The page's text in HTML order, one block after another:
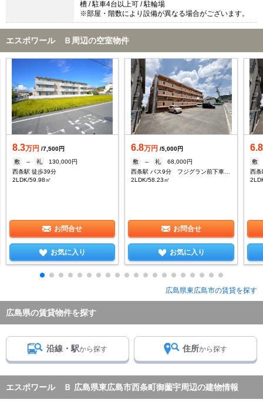
槽 / 駐車4台以上可 / 駐輪場
※部屋・階数により設備が異なる場合がございます。
エスポワール Ｂ周辺の空室物件
8.3万円 /7,500円
敷
-- 礼
130,000円
西条駅 徒歩39分
2LDK/59.98㎡
お問合せ
お気に入り
6.8万円 /5,000円
敷
-- 礼
68,000円
2LDK/58.23㎡
お問合せ
お気に入り
6.8
敷
広島県東広島市の賃貸を探す
広島県の賃貸物件を探す
沿線・駅から探す 住所から探す
エスポワール Ｂ 広島県東広島市西条町御薗宇周辺の建物情報